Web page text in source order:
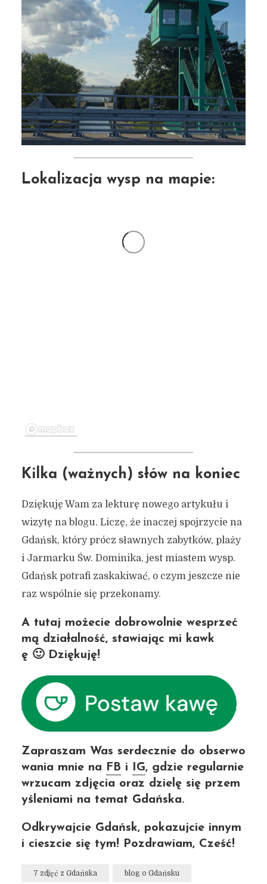
Lokalizacja wysp na mapie:
Kilka (ważnych) słów na koniec
Dziękuję Wam za lekturę nowego artykułu i
wizytę na blogu. Liczę, że inaczej spojrzycie na
Gdańsk, który prócz sławnych zabytków, plaży
i Jarmarku Św. Dominika, jest miastem wysp.
Gdańsk potrafi zaskakiwać, o czym jeszcze nie
raz wspólnie się przekonamy.
A tutaj możecie dobrowolnie wesprzeć
mą działalność, stawiając mi kawk
ę 🙂 Dziękuję!
Zapraszam Was serdecznie do obserwo
wania mnie na FB i IG, gdzie regularnie
wrzucam zdjęcia oraz dzielę się przem
yśleniami na temat Gdańska.
Odkrywajcie Gdańsk, pokazujcie innym
i cieszcie się tym! Pozdrawiam, Cześć!
7 zdjęć z Gdańska blog o Gdańsku